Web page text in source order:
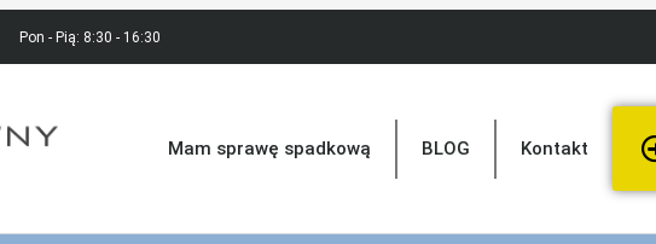
Pon - Pią: 8:30 - 16:30
Mam sprawę spadkową BLOG Kontakt